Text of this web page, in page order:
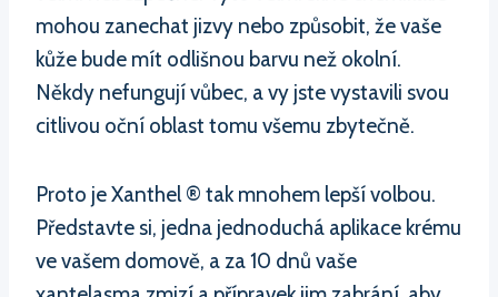
mohou zanechat jizvy nebo způsobit, že vaše
kůže bude mít odlišnou barvu než okolní.
Někdy nefungují vůbec, a vy jste vystavili svou
citlivou oční oblast tomu všemu zbytečně.
Proto je Xanthel ® tak mnohem lepší volbou.
Představte si, jedna jednoduchá aplikace krému
ve vašem domově, a za 10 dnů vaše